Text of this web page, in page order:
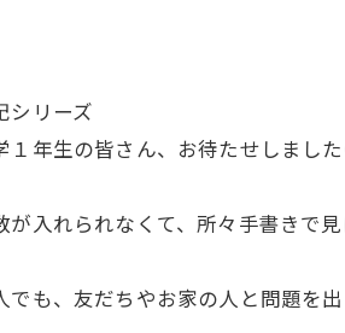
シリーズ
１年生の皆さん、お待たせしまし
が入れられなくて、所々手書きで
でも、友だちやお家の人と問題を